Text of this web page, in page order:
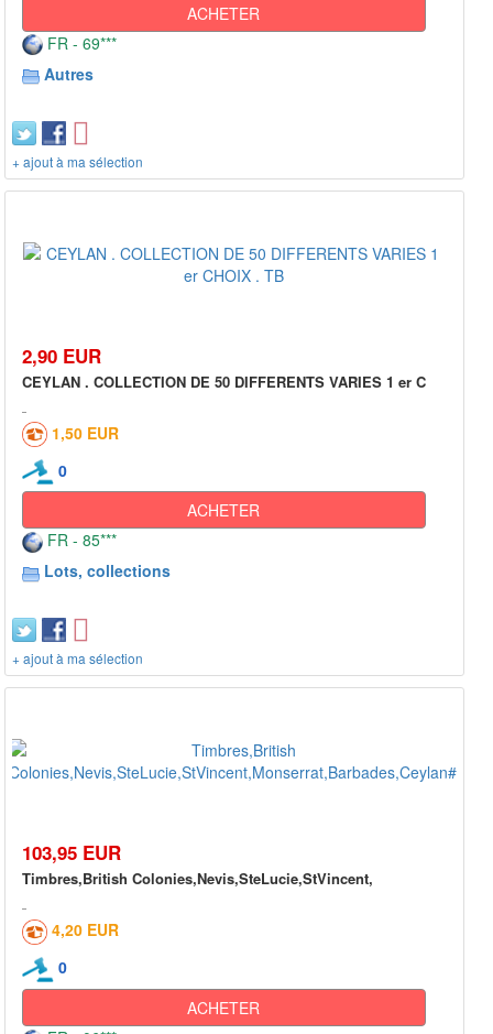
ACHETER
FR - 69***
Autres
+ ajout à ma sélection
2,90 EUR
CEYLAN . COLLECTION DE 50 DIFFERENTS VARIES 1 er C
1,50 EUR
0
ACHETER
FR - 85***
Lots, collections
+ ajout à ma sélection
103,95 EUR
Timbres,British Colonies,Nevis,SteLucie,StVincent,
4,20 EUR
0
ACHETER